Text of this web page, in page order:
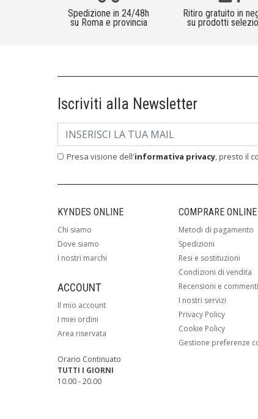
Spedizione in 24/48h
su Roma e provincia
Ritiro gratuito in
su prodotti
Iscriviti alla Newsletter
Presa visione dell'informativa privacy, presto il
KYNDES ONLINE
Chi siamo
Dove siamo
I nostri marchi
ACCOUNT
Il mio account
I miei ordini
Area riservata
Orario Continuato
TUTTI I GIORNI
10.00 - 20.00
COMPRARE ONLINE
Metodi di pagamento
Spedizioni
Resi e sostituzioni
Condizioni di vendita
Recensioni e commenti
I nostri servizi
Privacy Policy
Cookie Policy
Gestione preferenze